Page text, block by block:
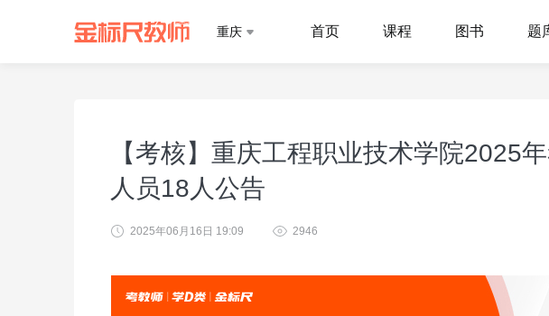
重庆 首页 课程 图书 题
【考核】重庆工程职业技术学院2025
人员18人公告
2025年06月16日 19:09 2946